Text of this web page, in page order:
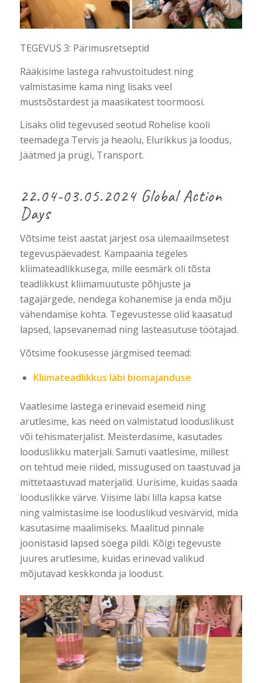
TEGEVUS 3: Pärimusretseptid
Rääkisime lastega rahvustoitudest ning
valmistasime kama ning lisaks veel
mustsõstardest ja maasikatest toormoosi.
Lisaks olid tegevused seotud Rohelise kooli
teemadega Tervis ja heaolu, Elurikkus ja loodus,
Jäätmed ja prügi, Transport.
22.04-03.05.2024 Global Action
Days
Võtsime teist aastat järjest osa ülemaailmsetest
tegevuspäevadest. Kampaania tegeles
kliimateadlikkusega, mille eesmärk oli tõsta
teadlikkust kliimamuutuste põhjuste ja
tagajärgede, nendega kohanemise ja enda mõju
vähendamise kohta. Tegevustesse olid kaasatud
lapsed, lapsevanemad ning lasteasutuse töötajad.
Võtsime fookusesse järgmised teemad:
Kliimateadlikkus läbi biomajanduse
Vaatlesime lastega erinevaid esemeid ning
arutlesime, kas need on valmistatud looduslikust
või tehismaterjalist. Meisterdasime, kasutades
looduslikku materjali. Samuti vaatlesime, millest
on tehtud meie riided, missugused on taastuvad ja
mittetaastuvad materjalid. Uurisime, kuidas saada
looduslikke värve. Viisime läbi lilla kapsa katse
ning valmistasime ise looduslikud vesivärvid, mida
kasutasime maalimiseks. Maalitud pinnale
joonistasid lapsed söega pildi. Kõigi tegevuste
juures arutlesime, kuidas erinevad valikud
mõjutavad keskkonda ja loodust.